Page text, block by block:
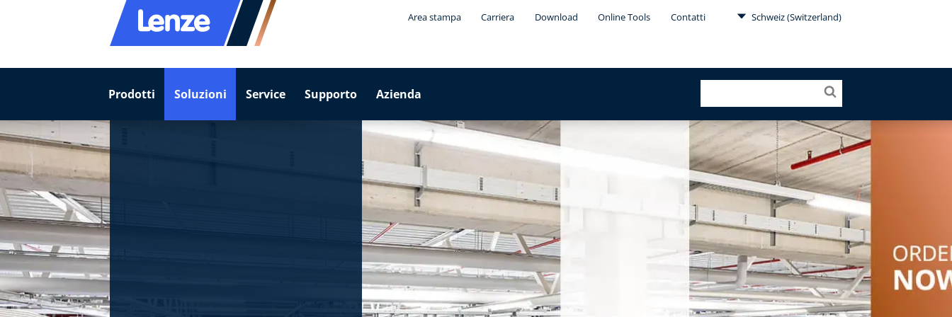
Area stampa Carriera Download Online Tools Contatti Schweiz (Switzerland)
Prodotti Soluzioni Service Supporto Azienda